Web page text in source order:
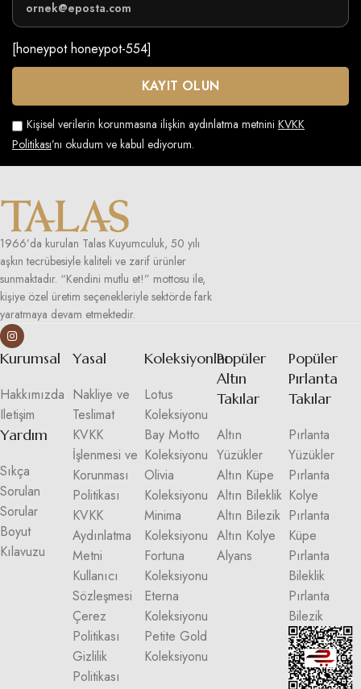
[honeypot honeypot-554]
Kişisel verilerin korunmasına ilişkin aydınlatma metnini KVKK
Politikası’nı okudum ve kabul ediyorum.
1966’da kurulan Talas Kuyumculuk, 50 yılı
aşkın tecrübesiyle kaliteli ve zarif ürünler
sunmaktadır. “Kendini mutlu et!” mottosu ile,
kişiye özel üretim seçenekleriyle sektörde fark
yaratmaya devam etmektedir.
Kurumsal
Hakkımızda
Iletişim
Yardım
Sıkça
Sorulan
Sorular
Boyut
Kılavuzu
Yasal
Nakliye ve
Teslimat
KVKK
İşlenmesi ve
Korunması
Politikası
KVKK
Aydınlatma
Metni
Kullanıcı
Sözleşmesi
Çerez
Politikası
Gizlilik
Politikası
Koleksiyonlar
Lotus
Koleksiyonu
Bay Motto
Koleksiyonu
Olivia
Koleksiyonu
Minima
Koleksiyonu
Fortuna
Koleksiyonu
Eterna
Koleksiyonu
Petite Gold
Koleksiyonu
Popüler
Altın
Takılar
Altın
Yüzükler
Altın Küpe
Altın Bileklik
Altın Bilezik
Altın Kolye
Alyans
Popüler
Pırlanta
Takılar
Pırlanta
Yüzükler
Pırlanta
Kolye
Pırlanta
Küpe
Pırlanta
Bileklik
Pırlanta
Bilezik